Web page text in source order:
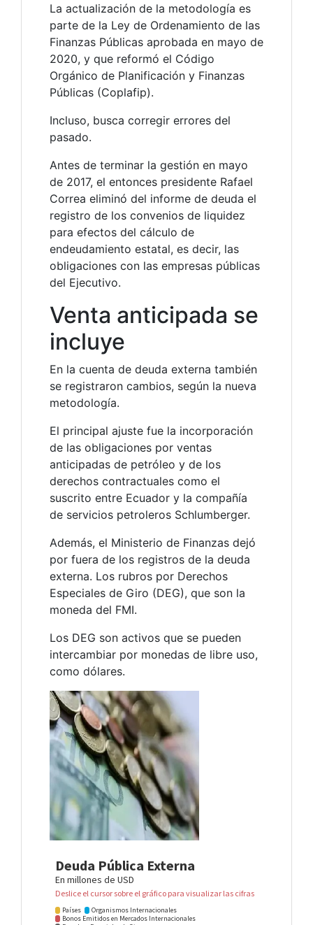
La actualización de la metodología es
parte de la Ley de Ordenamiento de las
Finanzas Públicas aprobada en mayo de
2020, y que reformó el Código
Orgánico de Planificación y Finanzas
Públicas (Coplafip).
Incluso, busca corregir errores del
pasado.
Antes de terminar la gestión en mayo
de 2017, el entonces presidente Rafael
Correa eliminó del informe de deuda el
registro de los convenios de liquidez
para efectos del cálculo de
endeudamiento estatal, es decir, las
obligaciones con las empresas públicas
del Ejecutivo.
Venta anticipada se
incluye
En la cuenta de deuda externa también
se registraron cambios, según la nueva
metodología.
El principal ajuste fue la incorporación
de las obligaciones por ventas
anticipadas de petróleo y de los
derechos contractuales como el
suscrito entre Ecuador y la compañía
de servicios petroleros Schlumberger.
Además, el Ministerio de Finanzas dejó
por fuera de los registros de la deuda
externa. Los rubros por Derechos
Especiales de Giro (DEG), que son la
moneda del FMI.
Los DEG son activos que se pueden
intercambiar por monedas de libre uso,
como dólares.